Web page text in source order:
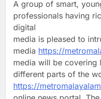
A group of smart,
professionals having
digital
media is pleased to
media https://
media will be covering
different parts of the
https://